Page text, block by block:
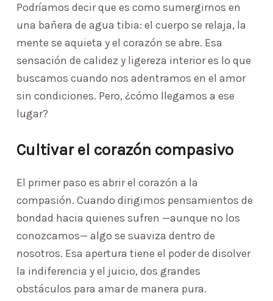
Podríamos decir que es como sumergirnos en
una bañera de agua tibia: el cuerpo se relaja, la
mente se aquieta y el corazón se abre. Esa
sensación de calidez y ligereza interior es lo que
buscamos cuando nos adentramos en el amor
sin condiciones. Pero, ¿cómo llegamos a ese
lugar?
Cultivar el corazón compasivo
El primer paso es abrir el corazón a la
compasión. Cuando dirigimos pensamientos de
bondad hacia quienes sufren —aunque no los
conozcamos— algo se suaviza dentro de
nosotros. Esa apertura tiene el poder de disolver
la indiferencia y el juicio, dos grandes
obstáculos para amar de manera pura.